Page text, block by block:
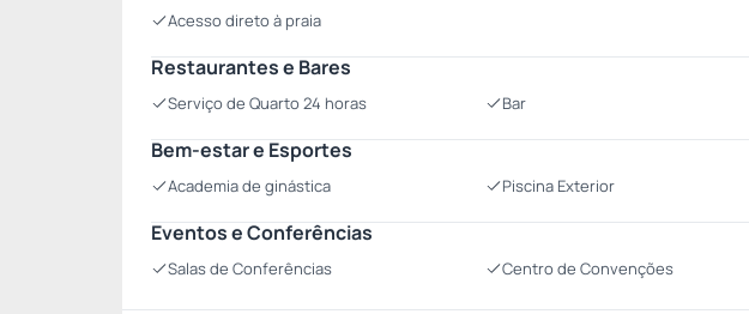
Acesso direto à praia
Restaurantes e Bares
Serviço de Quarto 24 horas Bar
Bem-estar e Esportes
Academia de ginástica Piscina Exterior
Eventos e Conferências
Salas de Conferências Centro de Convenções